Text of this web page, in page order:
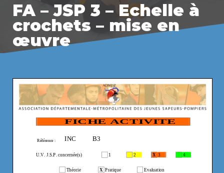
FA – JSP 3 – Echelle à
crochets – mise en
œuvre